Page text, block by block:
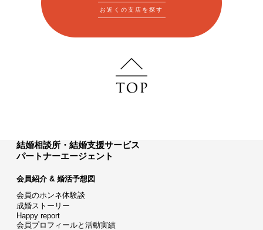
お近くの支店を探す
結婚相談所・結婚支援サービス
パートナーエージェント
会員紹介 & 婚活予想図
会員のホンネ体験談
成婚ストーリー
Happy report
会員プロフィールと活動実績